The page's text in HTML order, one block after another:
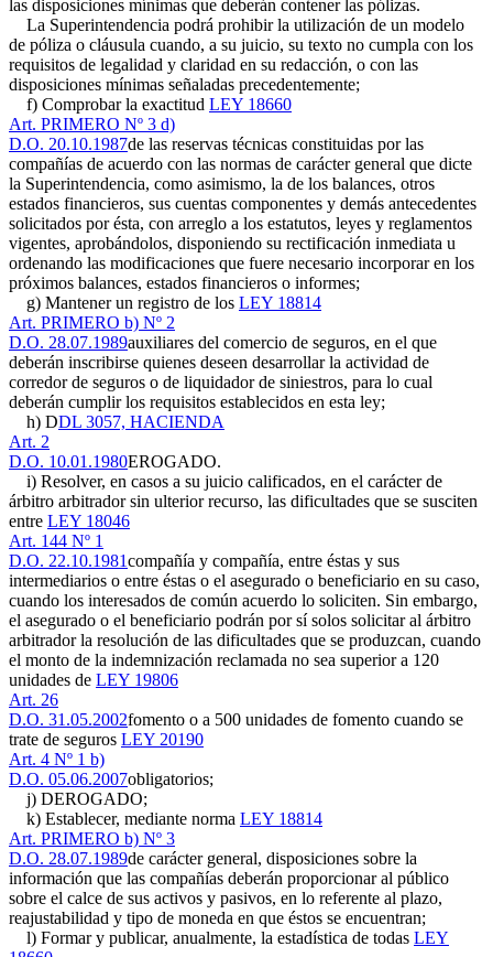
las disposiciones mínimas que deberán contener las pólizas.
La Superintendencia podrá prohibir la utilización de un modelo
de póliza o cláusula cuando, a su juicio, su texto no cumpla con los
requisitos de legalidad y claridad en su redacción, o con las
disposiciones mínimas señaladas precedentemente;
f) Comprobar la exactitud LEY 18660
Art. PRIMERO Nº 3 d)
D.O. 20.10.1987de las reservas técnicas constituidas por las
compañías de acuerdo con las normas de carácter general que dicte
la Superintendencia, como asimismo, la de los balances, otros
estados financieros, sus cuentas componentes y demás antecedentes
solicitados por ésta, con arreglo a los estatutos, leyes y reglamentos
vigentes, aprobándolos, disponiendo su rectificación inmediata u
ordenando las modificaciones que fuere necesario incorporar en los
próximos balances, estados financieros o informes;
g) Mantener un registro de los LEY 18814
Art. PRIMERO b) Nº 2
D.O. 28.07.1989auxiliares del comercio de seguros, en el que
deberán inscribirse quienes deseen desarrollar la actividad de
corredor de seguros o de liquidador de siniestros, para lo cual
deberán cumplir los requisitos establecidos en esta ley;
h) DDL 3057, HACIENDA
Art. 2
D.O. 10.01.1980EROGADO.
i) Resolver, en casos a su juicio calificados, en el carácter de
árbitro arbitrador sin ulterior recurso, las dificultades que se susciten
entre LEY 18046
Art. 144 Nº 1
D.O. 22.10.1981compañía y compañía, entre éstas y sus
intermediarios o entre éstas o el asegurado o beneficiario en su caso,
cuando los interesados de común acuerdo lo soliciten. Sin embargo,
el asegurado o el beneficiario podrán por sí solos solicitar al árbitro
arbitrador la resolución de las dificultades que se produzcan, cuando
el monto de la indemnización reclamada no sea superior a 120
unidades de LEY 19806
Art. 26
D.O. 31.05.2002fomento o a 500 unidades de fomento cuando se
trate de seguros LEY 20190
Art. 4 Nº 1 b)
D.O. 05.06.2007obligatorios;
j) DEROGADO;
k) Establecer, mediante norma LEY 18814
Art. PRIMERO b) Nº 3
D.O. 28.07.1989de carácter general, disposiciones sobre la
información que las compañías deberán proporcionar al público
sobre el calce de sus activos y pasivos, en lo referente al plazo,
reajustabilidad y tipo de moneda en que éstos se encuentran;
l) Formar y publicar, anualmente, la estadística de todas LEY